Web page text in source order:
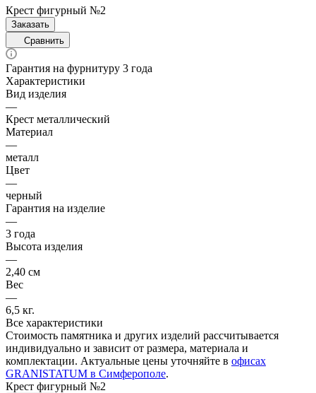
Крест фигурный №2
Заказать
Сравнить
Гарантия на фурнитуру 3 года
Характеристики
Вид изделия
—
Крест металлический
Материал
—
металл
Цвет
—
черный
Гарантия на изделие
—
3 года
Высота изделия
—
2,40 см
Вес
—
6,5 кг.
Все характеристики
Стоимость памятника и других изделий рассчитывается
индивидуально и зависит от размера, материала и
комплектации. Актуальные цены уточняйте в офисах
GRANISTATUM в Симферополе.
Крест фигурный №2